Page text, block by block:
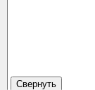
Свернуть